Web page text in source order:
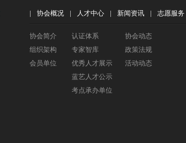
协会概况 人才中心 新闻资讯 志愿服务
协会简介
组织架构
会员单位
认证体系
专家智库
优秀人才展示
蓝艺人才公示
考点承办单位
协会动态
政策法规
活动动态